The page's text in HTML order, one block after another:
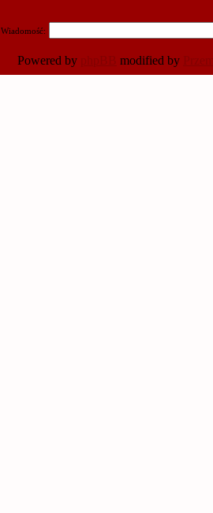
Wiadomość:
Powered by phpBB modified by